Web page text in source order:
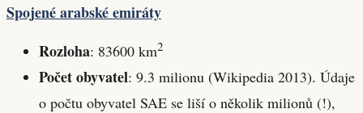
Spojené arabské emiráty
Rozloha: 83600 km2
Počet obyvatel: 9.3 milionu (Wikipedia 2013). Údaje
o počtu obyvatel SAE se liší o několik milionů (!),